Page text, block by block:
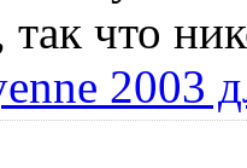
так что
2003